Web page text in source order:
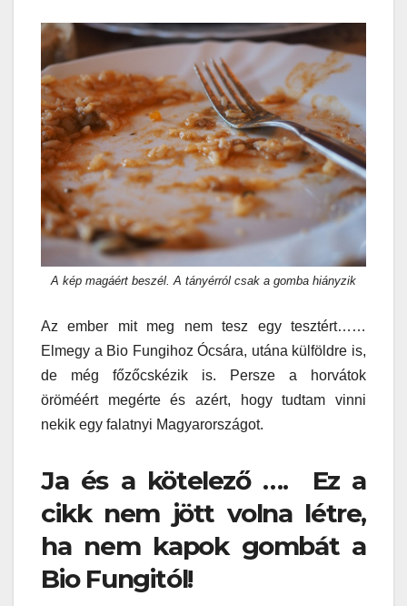
A kép magáért beszél. A tányérról csak a gomba hiányzik
Az ember mit meg nem tesz egy tesztért……
Elmegy a Bio Fungihoz Ócsára, utána külföldre is,
de még főzőcskézik is. Persze a horvátok
öröméért megérte és azért, hogy tudtam vinni
nekik egy falatnyi Magyarországot.
Ja és a kötelező …. Ez a
cikk nem jött volna létre,
ha nem kapok gombát a
Bio Fungitól!